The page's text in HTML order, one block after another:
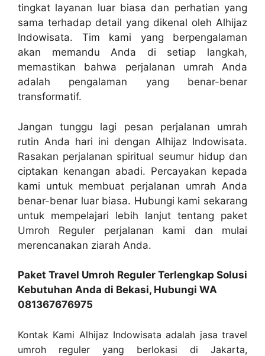
tingkat layanan luar biasa dan perhatian yang
sama terhadap detail yang dikenal oleh Alhijaz
Indowisata. Tim kami yang berpengalaman
akan memandu Anda di setiap langkah,
memastikan bahwa perjalanan umrah Anda
adalah pengalaman yang benar-benar
transformatif.
Jangan tunggu lagi pesan perjalanan umrah
rutin Anda hari ini dengan Alhijaz Indowisata.
Rasakan perjalanan spiritual seumur hidup dan
ciptakan kenangan abadi. Percayakan kepada
kami untuk membuat perjalanan umrah Anda
benar-benar luar biasa. Hubungi kami sekarang
untuk mempelajari lebih lanjut tentang paket
Umroh Reguler perjalanan kami dan mulai
merencanakan ziarah Anda.
Paket Travel Umroh Reguler Terlengkap Solusi
Kebutuhan Anda di Bekasi, Hubungi WA
081367676975
Kontak Kami Alhijaz Indowisata adalah jasa travel
umroh reguler yang berlokasi di Jakarta,